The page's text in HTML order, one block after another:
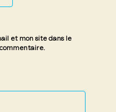
et mon site dans le